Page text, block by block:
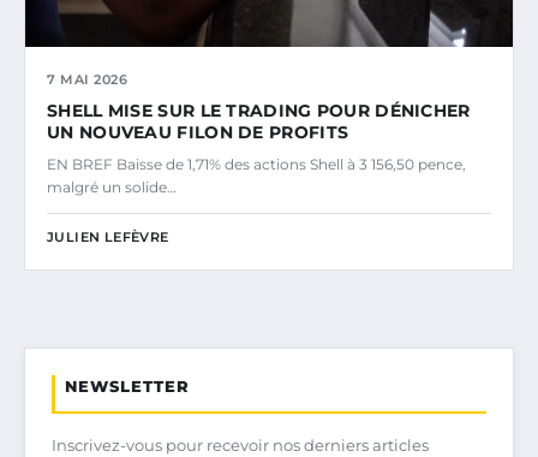
7 MAI 2026
SHELL MISE SUR LE TRADING POUR DÉNICHER
UN NOUVEAU FILON DE PROFITS
EN BREF Baisse de 1,71% des actions Shell à 3 156,50 pence,
malgré un solide…
JULIEN LEFÈVRE
NEWSLETTER
Inscrivez-vous pour recevoir nos derniers articles